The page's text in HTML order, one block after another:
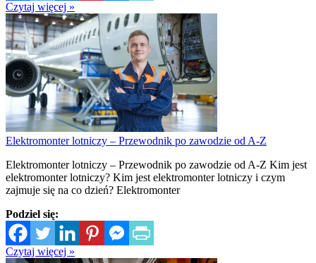
Czytaj więcej »
Elektromonter lotniczy – Przewodnik po zawodzie od A-Z
Elektromonter lotniczy – Przewodnik po zawodzie od A-Z Kim jest
elektromonter lotniczy? Kim jest elektromonter lotniczy i czym
zajmuje się na co dzień? Elektromonter
Podziel się:
Czytaj więcej »